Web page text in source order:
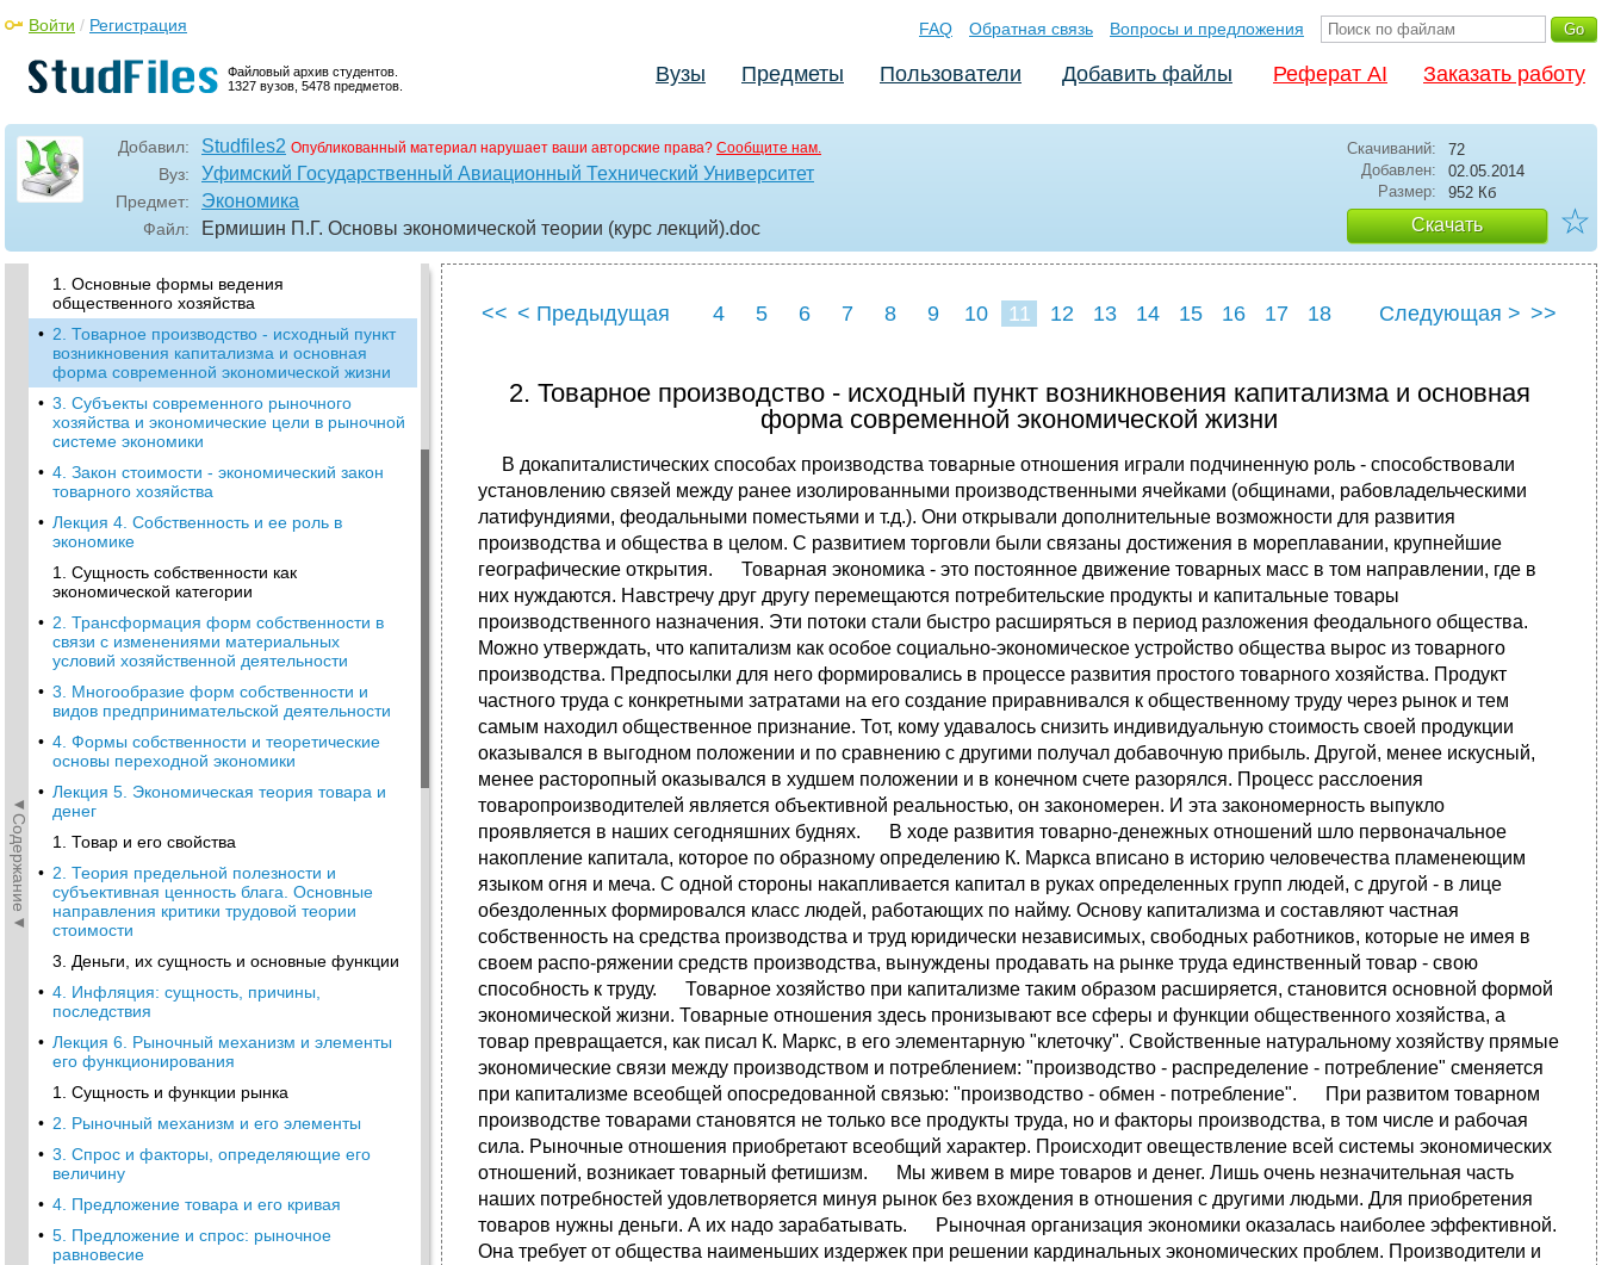
Файловый архив студентов.
1327 вузов, 5478 предметов.
Войти / Регистрация FAQ Обратная связь Вопросы и предложения
Вузы Предметы Пользователи Добавить файлы Реферат AI Заказать работу
Добавил: Studfiles2 Опубликованный материал нарушает ваши авторские права? Сообщите нам.
Вуз: Уфимский Государственный Авиационный Технический Университет
Предмет: Экономика
Файл: Ермишин П.Г. Основы экономической теории (курс лекций).doc
Скачиваний:
72
Добавлен:
02.05.2014
Размер:
952 Кб
Скачать ☆
◄Содержание◄
сущность, структура, результаты
• 2. Общественное производство и его роль в
жизни общества
деятельности и способы их разрешения в
разных экономических системах
• 4. Общественный продукт, его состав и
стадии движения
Лекция 3. Общая характеристика рыночной
экономики
1. Основные формы ведения
общественного хозяйства
• 2. Товарное производство - исходный пункт
возникновения капитализма и основная
форма современной экономической жизни
• 3. Субъекты современного рыночного
хозяйства и экономические цели в рыночной
системе экономики
• 4. Закон стоимости - экономический закон
товарного хозяйства
• Лекция 4. Собственность и ее роль в
экономике
1. Сущность собственности как
экономической категории
• 2. Трансформация форм собственности в
связи с изменениями материальных
условий хозяйственной деятельности
• 3. Многообразие форм собственности и
видов предпринимательской деятельности
• 4. Формы собственности и теоретические
основы переходной экономики
• Лекция 5. Экономическая теория товара и
денег
1. Товар и его свойства
• 2. Теория предельной полезности и
субъективная ценность блага. Основные
направления критики трудовой теории
стоимости
3. Деньги, их сущность и основные функции
• 4. Инфляция: сущность, причины,
последствия
• Лекция 6. Рыночный механизм и элементы
его функционирования
1. Сущность и функции рынка
• 2. Рыночный механизм и его элементы
• 3. Спрос и факторы, определяющие его
величину
• 4. Предложение товара и его кривая
• 5. Предложение и спрос: рыночное
равновесие
<< < Предыдущая 4 5 6 7 8 9 10 11 12 13 14 15 16 17
18
Следующая > >>
2. Товарное производство - исходный пункт возникновения капитализма и основная
форма современной экономической жизни
В докапиталистических способах производства товарные отношения играли подчиненную роль - способствовали
установлению связей между ранее изолированными производственными ячейками (общинами, рабовладельческими
латифундиями, феодальными поместьями и т.д.). Они открывали дополнительные возможности для развития
производства и общества в целом. С развитием торговли были связаны достижения в мореплавании, крупнейшие
географические открытия. Товарная экономика - это постоянное движение товарных масс в том направлении, где в
них нуждаются. Навстречу друг другу перемещаются потребительские продукты и капитальные товары
производственного назначения. Эти потоки стали быстро расширяться в период разложения феодального общества.
Можно утверждать, что капитализм как особое социально-экономическое устройство общества вырос из товарного
производства. Предпосылки для него формировались в процессе развития простого товарного хозяйства. Продукт
частного труда с конкретными затратами на его создание приравнивался к общественному труду через рынок и тем
самым находил общественное признание. Тот, кому удавалось снизить индивидуальную стоимость своей продукции
оказывался в выгодном положении и по сравнению с другими получал добавочную прибыль. Другой, менее искусный,
менее расторопный оказывался в худшем положении и в конечном счете разорялся. Процесс расслоения
товаропроизводителей является объективной реальностью, он закономерен. И эта закономерность выпукло
проявляется в наших сегодняшних буднях. В ходе развития товарно-денежных отношений шло первоначальное
накопление капитала, которое по образному определению К. Маркса вписано в историю человечества пламенеющим
языком огня и меча. С одной стороны накапливается капитал в руках определенных групп людей, с другой - в лице
обездоленных формировался класс людей, работающих по найму. Основу капитализма и составляют частная
собственность на средства производства и труд юридически независимых, свободных работников, которые не имея в
своем распо-ряжении средств производства, вынуждены продавать на рынке труда единственный товар - свою
способность к труду. Товарное хозяйство при капитализме таким образом расширяется, становится основной формой
экономической жизни. Товарные отношения здесь пронизывают все сферы и функции общественного хозяйства, а
товар превращается, как писал К. Маркс, в его элементарную "клеточку". Свойственные натуральному хозяйству прямые
экономические связи между производством и потреблением: "производство - распределение - потребление" сменяется
при капитализме всеобщей опосредованной связью: "производство - обмен - потребление". При развитом товарном
производстве товарами становятся не только все продукты труда, но и факторы производства, в том числе и рабочая
сила. Рыночные отношения приобретают всеобщий характер. Происходит овеществление всей системы экономических
отношений, возникает товарный фетишизм. Мы живем в мире товаров и денег. Лишь очень незначительная часть
наших потребностей удовлетворяется минуя рынок без вхождения в отношения с другими людьми. Для приобретения
товаров нужны деньги. А их надо зарабатывать. Рыночная организация экономики оказалась наиболее эффективной.
Она требует от общества наименьших издержек при решении кардинальных экономических проблем. Производители и